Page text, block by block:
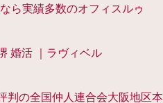
ら実績多数のオフィスルゥ
婚活 ｜ラヴィベル
判の全国仲人連合会大阪地区本